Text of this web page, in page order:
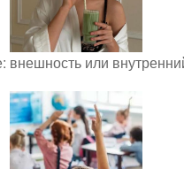
внешность или